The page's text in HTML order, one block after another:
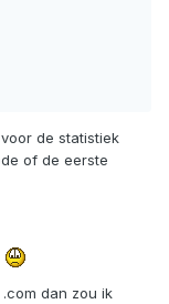
de statistiek
of de eerste
dan zou ik